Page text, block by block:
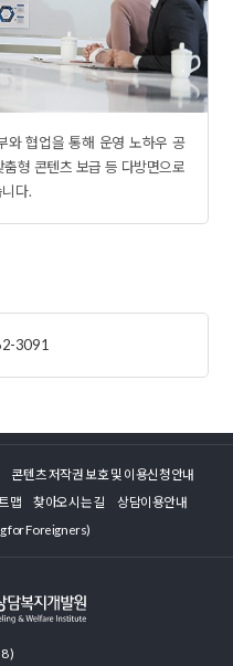
와 협업을 통해 운영 노하우 공
형 콘텐츠 보급 등 다방면으로
다.
3091
콘텐츠 저작권 보호 및 이용신청안내
맵 찾아오시는 길
상담이용안내
for Foreigners)
)